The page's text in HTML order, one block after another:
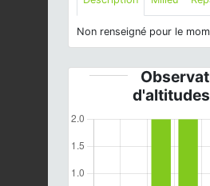
Non renseigné pour le
d'altitudes